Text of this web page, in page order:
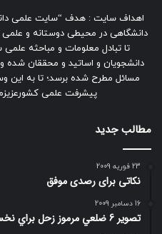
اهداف سایت : هدف “سایت علمی
دانشگاهی در محیطی دوستانه و
تا تبادل معلومات و مباحثه
دانشجویان و اساتید و محققان شده
مسائل مطرح شده برسد؛ تا به این
پیشرفت علمی
مطالب جدید
23 فوریه 2009
نکاتی برای رصدی موفق
16 دسامبر 2009
تصوير 6 ضلعي مرموز زحل براي نخستين بار ثبت شد